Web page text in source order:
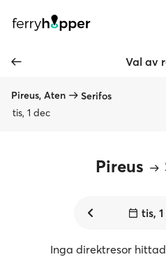
Val av
Pireus, Aten
Serifos
tis, 1 dec
Pireus
tis,
Inga direktresor